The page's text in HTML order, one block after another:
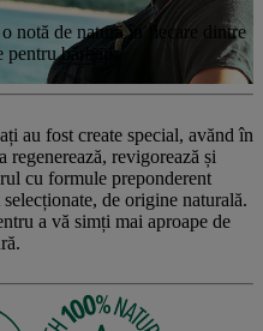
notă de natură în fiecare dintre
pentru bărbați.
au fost create special, avănd în
regenerează, revigorează și
cu formule preponderent
de origine naturală.
a vă simți mai aproape de